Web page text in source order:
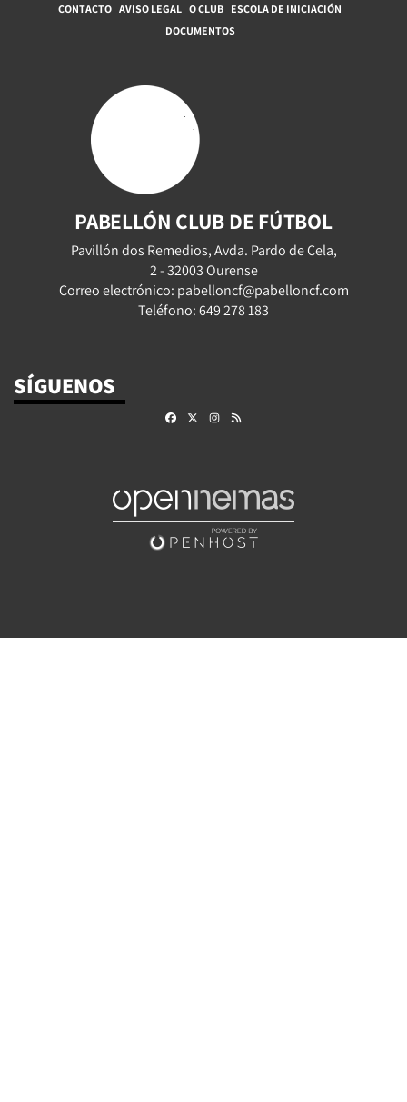
CONTACTO AVISO LEGAL O CLUB ESCOLA DE INICIACIÓN
DOCUMENTOS
PABELLÓN CLUB DE FÚTBOL
Pavillón dos Remedios, Avda. Pardo de Cela,
2 - 32003 Ourense
Correo electrónico: pabelloncf@pabelloncf.com
Teléfono: 649 278 183
SÍGUENOS
FacebookInstagram